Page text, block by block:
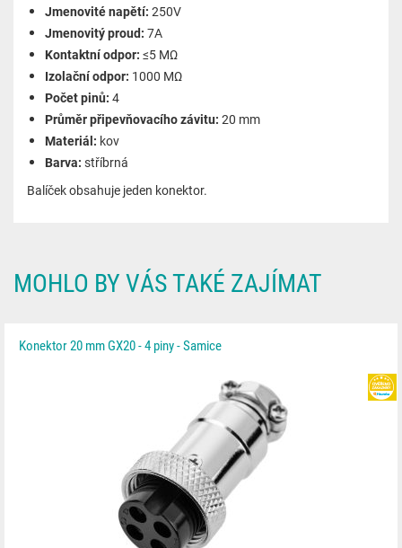
Jmenovité napětí: 250V
Jmenovitý proud: 7A
Kontaktní odpor: ≤5 MΩ
Izolační odpor: 1000 MΩ
Počet pinů: 4
Průměr připevňovacího závitu: 20 mm
Materiál: kov
Barva: stříbrná
Balíček obsahuje jeden konektor.
MOHLO BY VÁS TAKÉ ZAJÍMAT
Konektor 20 mm GX20 - 4 piny - Samice